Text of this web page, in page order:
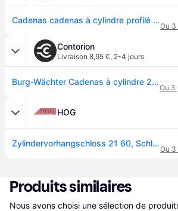
Cadenas cadenas à cylindre profilé Circle 21 60 SB acier inoxydable
Ou 3
Contorion
Livraison 8,95 €, 2-4 jours
Burg-Wächter Cadenas à cylindre 21 60 Corps de serrure B.60mm VA différents cadenas
Ou 3
HOG
Zylindervorhangschloss 21 60, Schlosskörper-B.60mm VA versch.-schl.BURG-WÄCHTER
Ou 3
Produits similaires
Nous avons choisi une sélection de